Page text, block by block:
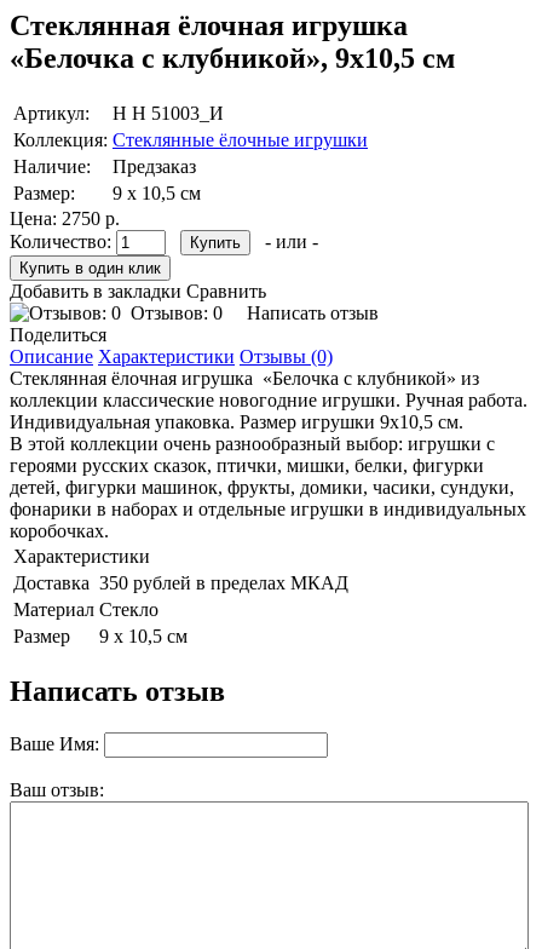
Стеклянная ёлочная игрушка
«Белочка с клубникой», 9х10,5 см
Артикул:
Н Н 51003_И
Коллекция: Стеклянные ёлочные игрушки
Наличие:
Предзаказ
Размер:
9 х 10,5 см
Цена: 2750 р.
Количество:
- или -
Добавить в закладки Сравнить
Отзывов: 0
Написать отзыв
Поделиться
Описание Характеристики Отзывы (0)
Стеклянная ёлочная игрушка «Белочка с клубникой» из
коллекции классические новогодние игрушки. Ручная работа.
Индивидуальная упаковка. Размер игрушки 9х10,5 см.
В этой коллекции очень разнообразный выбор: игрушки с
героями русских сказок, птички, мишки, белки, фигурки
детей, фигурки машинок, фрукты, домики, часики, сундуки,
фонарики в наборах и отдельные игрушки в индивидуальных
коробочках.
Характеристики
Доставка 350 рублей в пределах МКАД
Материал Стекло
Размер
9 х 10,5 см
Написать отзыв
Ваше Имя:
Ваш отзыв: